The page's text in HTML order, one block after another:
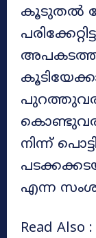
കൂടുതൽ
നിന്ന്
എന്ന
Read Also :